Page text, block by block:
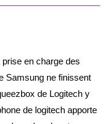
prise en charge des
Samsung ne finissent
de Logitech y
de logitech apporte